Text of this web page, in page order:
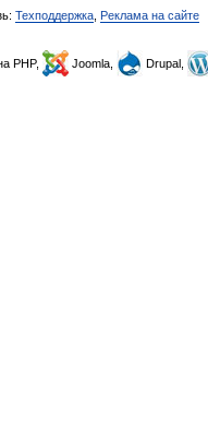
Техподдержка Реклама на сайте
PHP, Joomla, Drupal,